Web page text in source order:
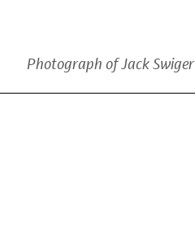
Photograph of Jack